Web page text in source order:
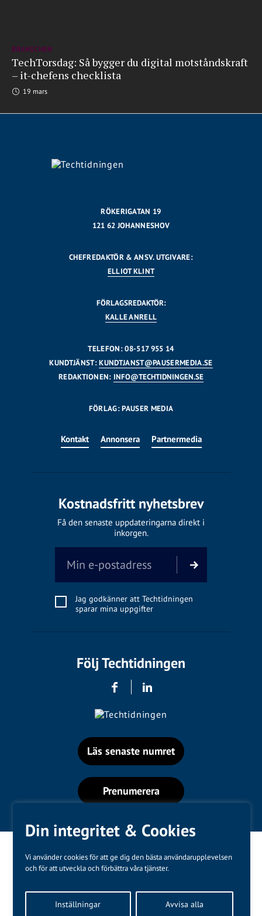
Din integritet & Cookies
Vi använder cookies för att ge dig den bästa användarupplevelsen
och för att utveckla och förbättra våra tjänster.
Inställningar Avvisa alla
BRANSCHEN
TechTorsdag: Så bygger du digital motståndskraft
– it-chefens checklista
19 mars
RÖKERIGATAN 19
121 62 JOHANNESHOV
CHEFREDAKTÖR & ANSV. UTGIVARE:
ELLIOT KLINT
FÖRLAGSREDAKTÖR:
KALLE ANRELL
TELEFON: 08-517 955 14
KUNDTJÄNST:KUNDTJANST@PAUSERMEDIA.SE
REDAKTIONEN: INFO@TECHTIDNINGEN.SE
FÖRLAG: PAUSER MEDIA
Kontakt Annonsera Partnermedia
Kostnadsfritt nyhetsbrev
Få den senaste uppdateringarna direkt i
inkorgen.
Jag godkänner att Techtidningen
sparar mina uppgifter
Följ Techtidningen
Läs senaste numret
Prenumerera
Kundtjänst